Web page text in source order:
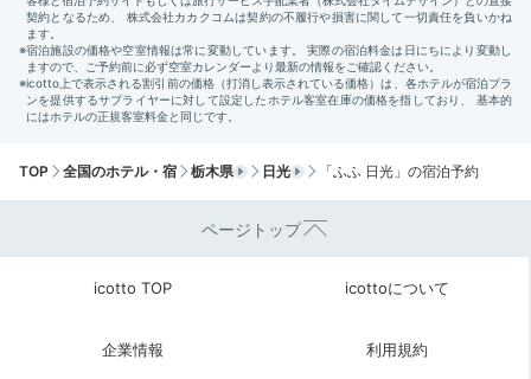
keikoooko
ンカレーがかかった熱々のお豆腐が印象的
。遅めの朝食
+3
11:00
TOP 全国のホテル・宿 栃木県 日光 「ふふ 日光」の宿泊予約
ページトップ
icotto TOP icottoについて
企業情報 利用規約